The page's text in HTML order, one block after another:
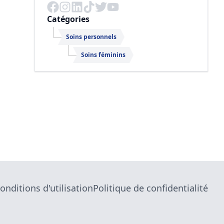
Catégories
Soins personnels
Soins féminins
d'utilisationPolitique de confidentialité